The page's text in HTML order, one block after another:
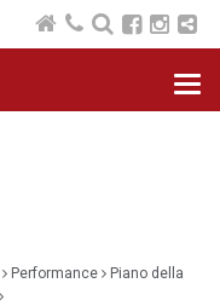
Performance
Piano della